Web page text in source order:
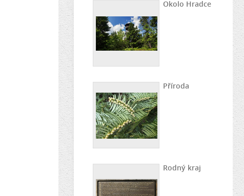
Okolo Hradce
Příroda
Rodný kraj